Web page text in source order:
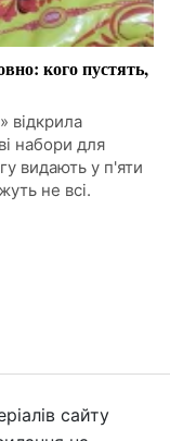
кого пустять,
відкрила
набори для
видають у п'яти
не всі.
сайту